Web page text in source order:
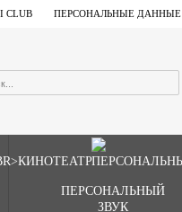
CLUB ПЕРСОНАЛЬНЫЕ ДАННЫЕ
ПЕРСОНАЛЬНЫЙ
ЗВУК